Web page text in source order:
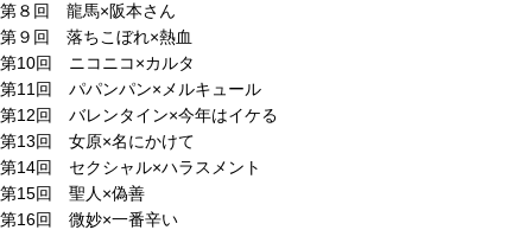
第８回 龍馬×阪本さん
第９回 落ちこぼれ×熱血
第10回 ニコニコ×カルタ
第11回 パパンパン×メルキュール
第12回 バレンタイン×今年はイケる
第13回 女原×名にかけて
第14回 セクシャル×ハラスメント
第15回 聖人×偽善
第16回 微妙×一番辛い